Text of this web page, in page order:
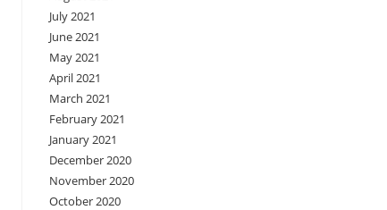
July 2021
June 2021
May 2021
April 2021
March 2021
February 2021
January 2021
December 2020
November 2020
October 2020